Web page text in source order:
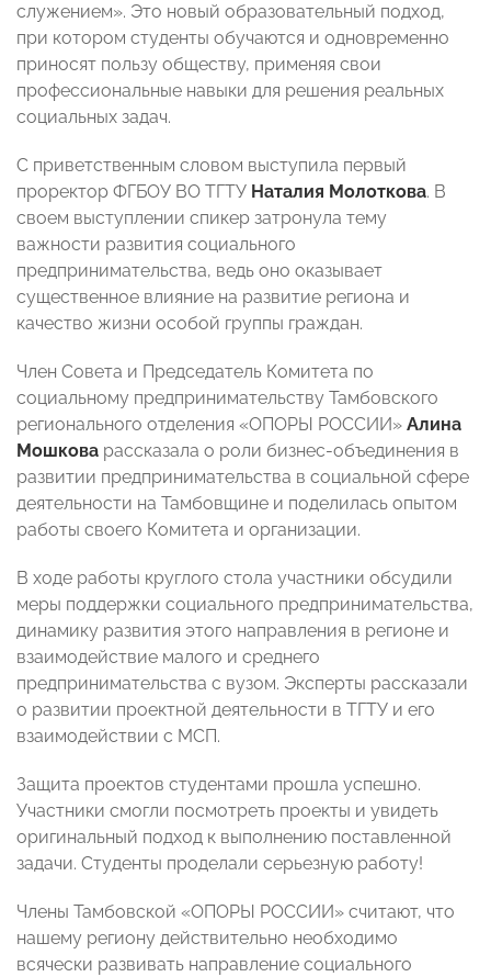
служением». Это новый образовательный подход,
при котором студенты обучаются и одновременно
приносят пользу обществу, применяя свои
профессиональные навыки для решения реальных
социальных задач.
С приветственным словом выступила первый
проректор ФГБОУ ВО ТГТУ Наталия Молоткова. В
своем выступлении спикер затронула тему
важности развития социального
предпринимательства, ведь оно оказывает
существенное влияние на развитие региона и
качество жизни особой группы граждан.
Член Совета и Председатель Комитета по
социальному предпринимательству Тамбовского
регионального отделения «ОПОРЫ РОССИИ» Алина
Мошкова рассказала о роли бизнес-объединения в
развитии предпринимательства в социальной сфере
деятельности на Тамбовщине и поделилась опытом
работы своего Комитета и организации.
В ходе работы круглого стола участники обсудили
меры поддержки социального предпринимательства,
динамику развития этого направления в регионе и
взаимодействие малого и среднего
предпринимательства с вузом. Эксперты рассказали
о развитии проектной деятельности в ТГТУ и его
взаимодействии с МСП.
Защита проектов студентами прошла успешно.
Участники смогли посмотреть проекты и увидеть
оригинальный подход к выполнению поставленной
задачи. Студенты проделали серьезную работу!
Члены Тамбовской «ОПОРЫ РОССИИ» считают, что
нашему региону действительно необходимо
всячески развивать направление социального